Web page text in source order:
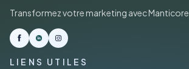
Transformez votre marketing avec Manticore.
LIENS UTILES